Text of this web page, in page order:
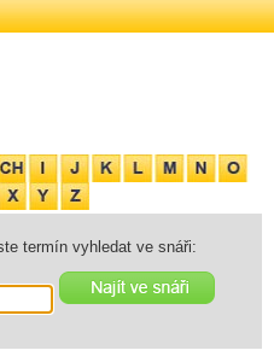
termín vyhledat ve snáři: